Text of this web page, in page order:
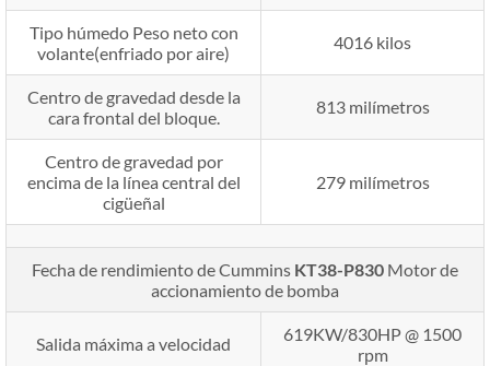
Tipo húmedo Peso neto con
volante(enfriado por aire)
4016 kilos
Centro de gravedad desde la
cara frontal del bloque.
813 milímetros
Centro de gravedad por
encima de la línea central del
cigüeñal
279 milímetros
Fecha de rendimiento de Cummins KT38-P830 Motor de
accionamiento de bomba
Salida máxima a velocidad
619KW/830HP @ 1500
rpm